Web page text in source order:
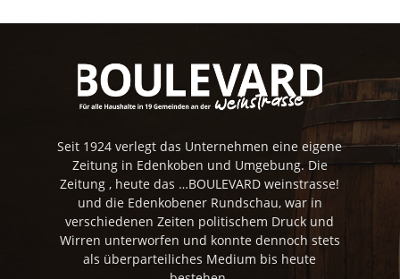
Seit 1924 verlegt das Unternehmen eine eigene
Zeitung in Edenkoben und Umgebung. Die
Zeitung , heute das …BOULEVARD weinstrasse!
und die Edenkobener Rundschau, war in
verschiedenen Zeiten politischem Druck und
Wirren unterworfen und konnte dennoch stets
als überparteiliches Medium bis heute